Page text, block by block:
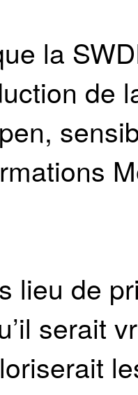
la
de
lieu de
serait